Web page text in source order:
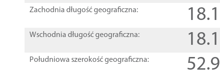
Zachodnia długość geograficzna:
Wschodnia długość geograficzna:
Południowa szerokość geograficzna: